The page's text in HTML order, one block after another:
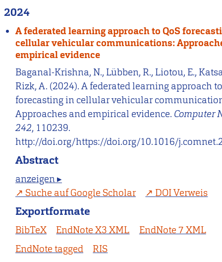
2024
A federated learning approach to QoS
cellular vehicular communications:
empirical evidence
Baganal-Krishna, N., Lübben, R., Liotou, E.,
Rizk, A. (2024). A federated learning approach
forecasting in cellular vehicular
Approaches and empirical evidence. Computer
242, 110239.
http://doi.org/https://doi.org/10.1016/
Abstract
anzeigen ▸
Suche auf Google Scholar
DOI Verweis
Exportformate
BibTeX EndNote X3 XML
EndNote 7 XML
EndNote tagged
RIS